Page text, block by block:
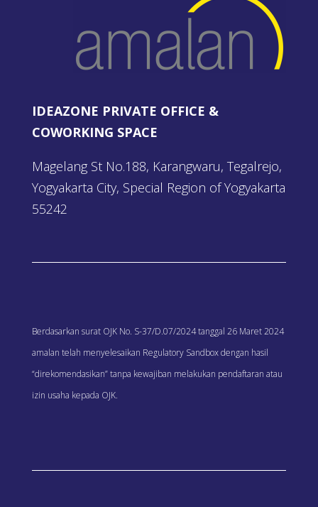
IDEAZONE PRIVATE OFFICE &
COWORKING SPACE
Magelang St No.188, Karangwaru, Tegalrejo,
Yogyakarta City, Special Region of Yogyakarta
55242
Berdasarkan surat OJK No. S-37/D.07/2024 tanggal 26 Maret 2024
amalan telah menyelesaikan Regulatory Sandbox dengan hasil
“direkomendasikan” tanpa kewajiban melakukan pendaftaran atau
izin usaha kepada OJK.